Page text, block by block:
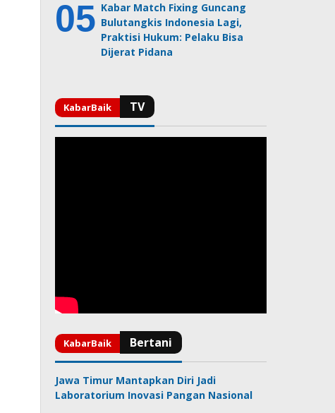
Kabar Match Fixing Guncang
Bulutangkis Indonesia Lagi,
Praktisi Hukum: Pelaku Bisa
Dijerat Pidana
Jawa Timur Mantapkan Diri Jadi
Laboratorium Inovasi Pangan Nasional